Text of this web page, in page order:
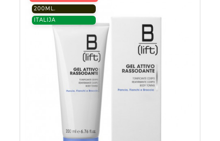
200ML.
ITALIJA